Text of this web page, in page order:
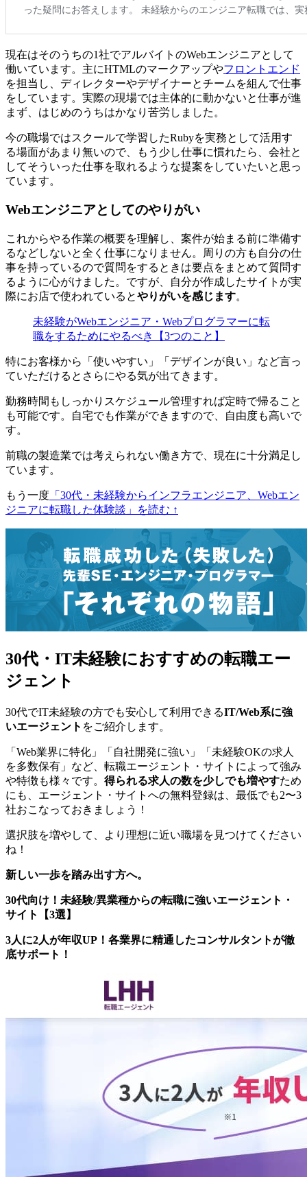
現在はそのうちの1社でアルバイトのWebエンジニアとして
働いています。主にHTMLのマークアップやフロントエンド
を担当し、ディレクターやデザイナーとチームを組んで仕事
をしています。実際の現場では主体的に動かないと仕事が進
まず、はじめのうちはかなり苦労しました。
今の職場ではスクールで学習したRubyを実務として活用す
る場面があまり無いので、もう少し仕事に慣れたら、会社と
してそういった仕事を取れるような提案をしていたいと思っ
ています。
Webエンジニアとしてのやりがい
これからやる作業の概要を理解し、案件が始まる前に準備す
るなどしないと全く仕事になりません。周りの方も自分の仕
事を持っているので質問をするときは要点をまとめて質問す
るように心がけました。ですが、自分が作成したサイトが実
際にお店で使われているとやりがいを感じます。
未経験がWebエンジニア・Webプログラマーに転
職をするためにやるべき【3つのこと】
特にお客様から 「使いやすい」「デザインが良い」 など言っ
ていただけるとさらにやる気が出てきます。
勤務時間もしっかりスケジュール管理すれば定時で帰ること
も可能です。自宅でも作業ができますので、自由度も高いで
す。
前職の製造業では考えられない働き方で、現在に十分満足し
ています。
もう一度 「30代・未経験からインフラエンジニア、Webエン
ジニアに転職した体験談」を読む ↑
30代・IT未経験におすすめの転職エー
ジェント
30代でIT未経験の方でも安心して利用できるIT/Web系に強
いエージェント をご紹介します。
「Web業界に特化」「自社開発に強い」「未経験OKの求人
を多数保有」など、転職エージェント・サイトによって強み
や特徴も様々です。 得られる求人の数を少しでも増やすため
にも、エージェント・サイトへの無料登録は、最低でも2〜3
社おこなっておきましょう！
選択肢を増やして、より理想に近い職場を見つけてください
ね！
新しい一歩を踏み出す方へ。
30代向け！未経験/異業種からの転職に強いエージェント・
サイト【3選】
3人に2人が年収UP！各業界に精通したコンサルタントが徹
底サポート！